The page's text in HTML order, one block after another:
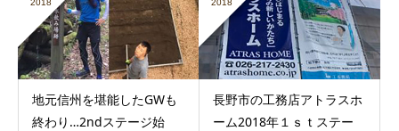
2018
地元信州を堪能したGWも
終わり…2ndステージ始
2018
長野市の工務店アトラスホ
ーム2018年１ｓｔステー